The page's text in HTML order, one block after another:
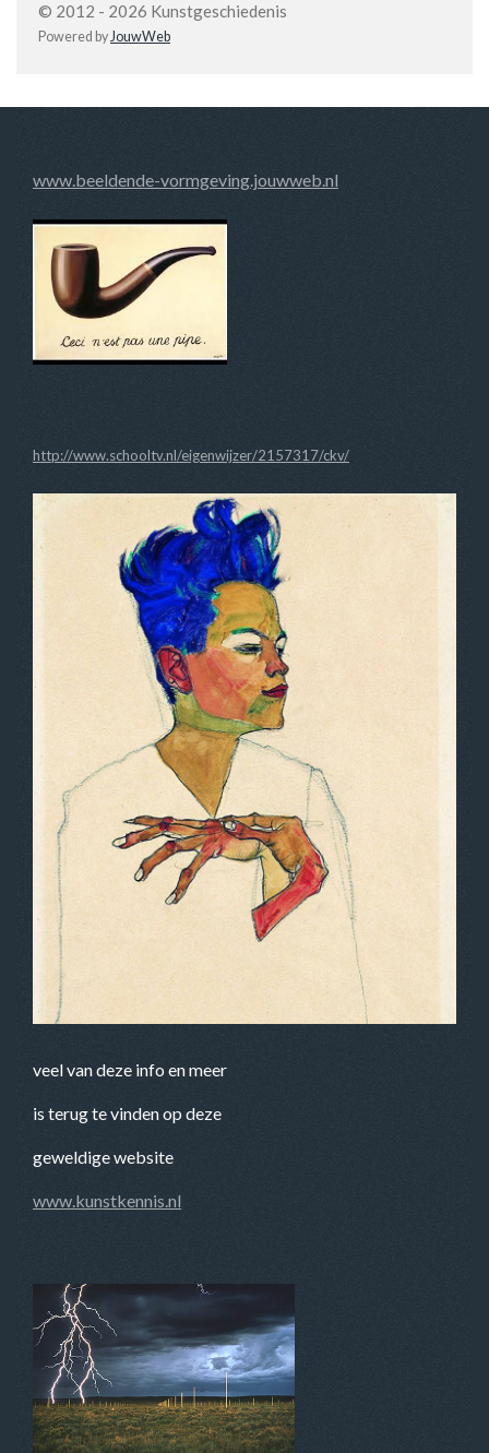
© 2012 - 2026 Kunstgeschiedenis
Powered byJouwWeb
www.beeldende-vormgeving.jouwweb.nl
http://www.schooltv.nl/eigenwijzer/2157317/ckv/
veel van deze info en meer
is terug te vinden op deze
geweldige website
www.kunstkennis.nl